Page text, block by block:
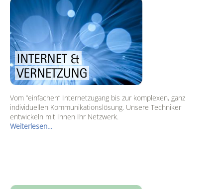
Vom “einfachen” Internetzugang bis zur komplexen, ganz
individuellen Kommunikationslösung. Unsere Techniker
entwickeln mit Ihnen Ihr Netzwerk.
Weiterlesen…